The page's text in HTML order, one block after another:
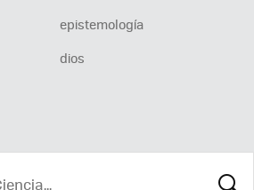
epistemología
dios